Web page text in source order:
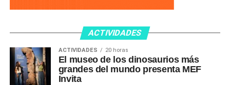
ACTIVIDADES
ACTIVIDADES 20 horas
El museo de los dinosaurios más
grandes del mundo presenta MEF
Invita